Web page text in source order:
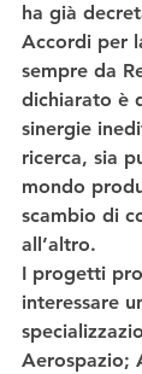
ha già
Accordi per
sempre da
dichiarato è
sinergie
ricerca, sia
mondo
scambio di
all’altro.
I progetti
interessare
Aerospazio;